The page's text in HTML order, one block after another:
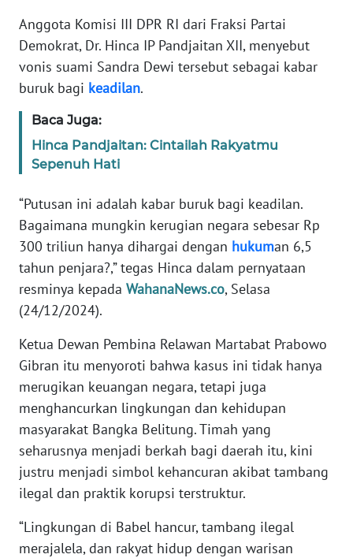
Anggota Komisi III DPR RI dari Fraksi Partai
Demokrat, Dr. Hinca IP Pandjaitan XII, menyebut
vonis suami Sandra Dewi tersebut sebagai kabar
buruk bagi keadilan.
Baca Juga:
Hinca Pandjaitan: Cintailah Rakyatmu
Sepenuh Hati
“Putusan ini adalah kabar buruk bagi keadilan.
Bagaimana mungkin kerugian negara sebesar Rp
300 triliun hanya dihargai dengan hukuman 6,5
tahun penjara?,” tegas Hinca dalam pernyataan
resminya kepada WahanaNews.co, Selasa
(24/12/2024).
Ketua Dewan Pembina Relawan Martabat Prabowo
Gibran itu menyoroti bahwa kasus ini tidak hanya
merugikan keuangan negara, tetapi juga
menghancurkan lingkungan dan kehidupan
masyarakat Bangka Belitung. Timah yang
seharusnya menjadi berkah bagi daerah itu, kini
justru menjadi simbol kehancuran akibat tambang
ilegal dan praktik korupsi terstruktur.
“Lingkungan di Babel hancur, tambang ilegal
merajalela, dan rakyat hidup dengan warisan
BERITA
KONTAK
INFO
IKLAN
KAMI
PEDOMAN
MEDIA
SIBER
REDAKSI
KARIR
DISCLAIMER
Wahana
News
Regional
SUMUT